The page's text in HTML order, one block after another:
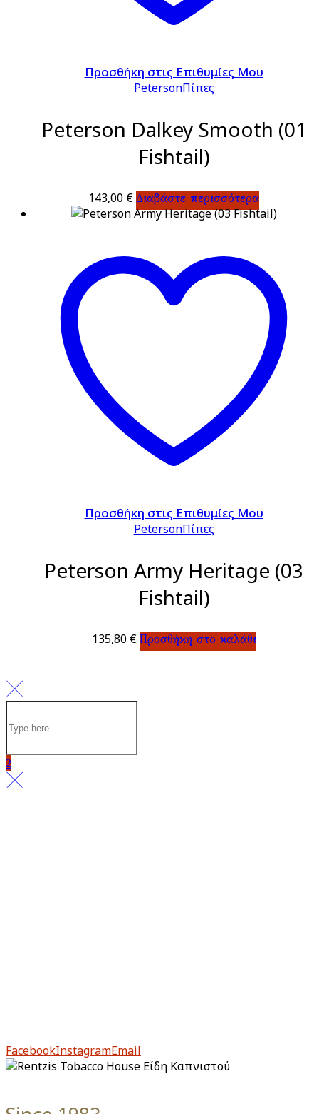
Προσθήκη στις Επιθυμίες Μου
PetersonΠίπες
Peterson Dalkey Smooth (01
Fishtail)
143,00 € Διαβάστε περισσότερα
Προσθήκη στις Επιθυμίες Μου
PetersonΠίπες
Peterson Army Heritage (03
Fishtail)
135,80 € Προσθήκη στο καλάθι
FacebookInstagramEmail